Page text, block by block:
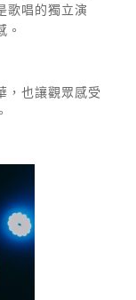
歌唱的獨立演
。
，也讓觀眾感受